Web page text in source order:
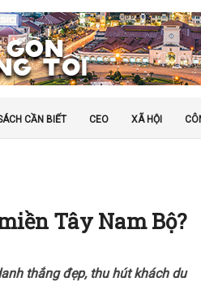
CẦN BIẾT CEO XÃ HỘI
Tây Nam Bộ?
thắng đẹp, thu hút khách du